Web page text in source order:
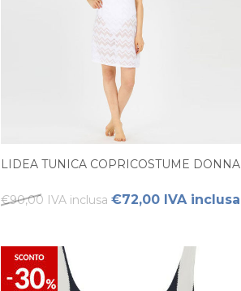
LIDEA TUNICA COPRICOSTUME DONNA
€90,00 IVA inclusa €72,00 IVA inclusa